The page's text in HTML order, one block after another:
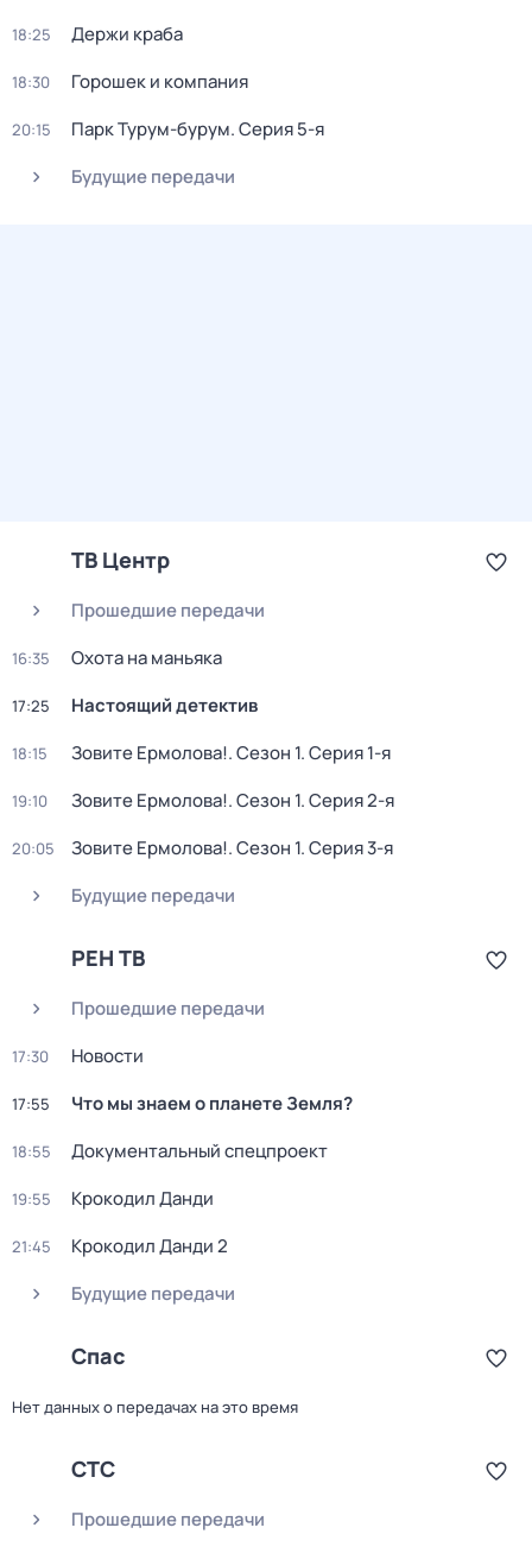
18:25 Держи краба
18:30 Горошек и компания
20:15 Парк Турум-бурум. Серия 5-я
Будущие передачи
ТВ Центр
Прошедшие передачи
16:35 Охота на маньяка
17:25 Настоящий детектив
18:15 Зовите Ермолова!. Сезон 1. Серия 1-я
19:10 Зовите Ермолова!. Сезон 1. Серия 2-я
20:05 Зовите Ермолова!. Сезон 1. Серия 3-я
Будущие передачи
РЕН ТВ
Прошедшие передачи
17:30 Новости
17:55 Что мы знаем о планете Земля?
18:55 Документальный спецпроект
19:55 Крокодил Данди
21:45
Крокодил Данди 2
Будущие передачи
Спас
Нет данных о передачах на это время
СТС
Прошедшие передачи